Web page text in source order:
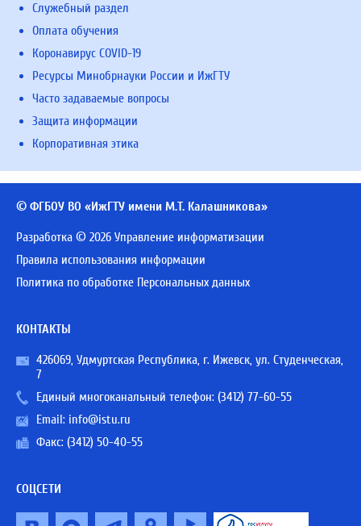
Служебный раздел
Оплата обучения
Коронавирус COVID-19
Ресурсы Минобрнауки России и ИжГТУ
Часто задаваемые вопросы
Защита информации
Корпоративная этика
© ФГБОУ ВО «ИжГТУ имени М.Т. Калашникова»
Разработка © 2026 Управление информатизации
Правила использования информации
Политика по обработке Персональных данных
КОНТАКТЫ
426069, Удмуртская Республика, г. Ижевск, ул. Студенческая,
7
Единый многоканальный телефон: (3412) 77-60-55
Email: info@istu.ru
Факс: (3412) 50-40-55
СОЦСЕТИ